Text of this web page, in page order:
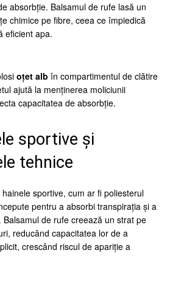
absorbție. Balsamul de rufe lasă un
chimice pe fibre, ceea ce împiedică
eficient apa.
oțet alb în compartimentul de clătire
ajută la menținerea moliciunii
capacitatea de absorbție.
sportive și
tehnice
sportive, cum ar fi poliesterul
pentru a absorbi transpirația și a
de rufe creează un strat pe
reducând capacitatea lor de a
crescând riscul de apariție a